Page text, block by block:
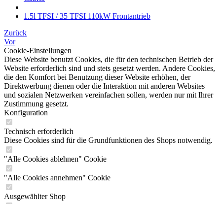
1.5l TFSI / 35 TFSI 110kW Frontantrieb
Zurück
Vor
Cookie-Einstellungen
Diese Website benutzt Cookies, die für den technischen Betrieb der
Website erforderlich sind und stets gesetzt werden. Andere Cookies,
die den Komfort bei Benutzung dieser Website erhöhen, der
Direktwerbung dienen oder die Interaktion mit anderen Websites
und sozialen Netzwerken vereinfachen sollen, werden nur mit Ihrer
Zustimmung gesetzt.
Konfiguration
Technisch erforderlich
Diese Cookies sind für die Grundfunktionen des Shops notwendig.
"Alle Cookies ablehnen" Cookie
"Alle Cookies annehmen" Cookie
Ausgewählter Shop